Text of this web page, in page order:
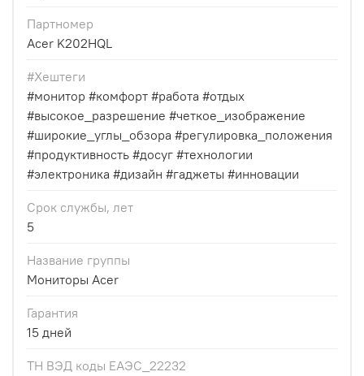
Партномер
Acer K202HQL
#Хештеги
#монитор #комфорт #работа #отдых
#высокое_разрешение #четкое_изображение
#широкие_углы_обзора #регулировка_положения
#продуктивность #досуг #технологии
#электроника #дизайн #гаджеты #инновации
Срок службы, лет
5
Название группы
Мониторы Acer
Гарантия
15 дней
ТН ВЭД коды ЕАЭС_22232